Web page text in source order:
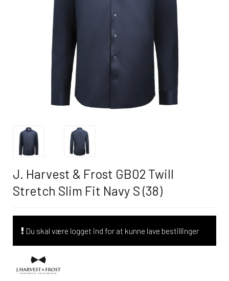
J. Harvest & Frost GB02 Twill
Stretch Slim Fit Navy S (38)
Du skal være logget ind for at kunne lave bestillinger